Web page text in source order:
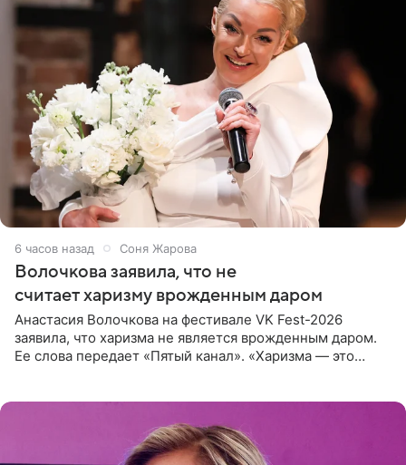
6 часов назад Соня Жарова
Волочкова заявила, что не
считает харизму врожденным даром
Анастасия Волочкова на фестивале VK Fest-2026
заявила, что харизма не является врожденным даром.
Ее слова передает «Пятый канал». «Харизма — это